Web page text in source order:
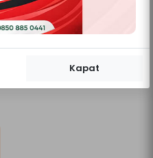
ELDİVEN KORUMALI
Kapat